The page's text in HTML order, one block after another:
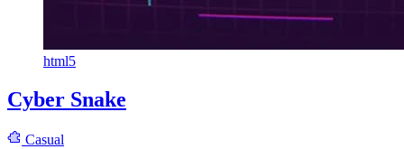
html5
Cyber Snake
Casual